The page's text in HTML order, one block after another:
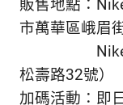
販售地點：
市萬華區峨眉
Nike台北
松壽路32號）
加碼活動：即